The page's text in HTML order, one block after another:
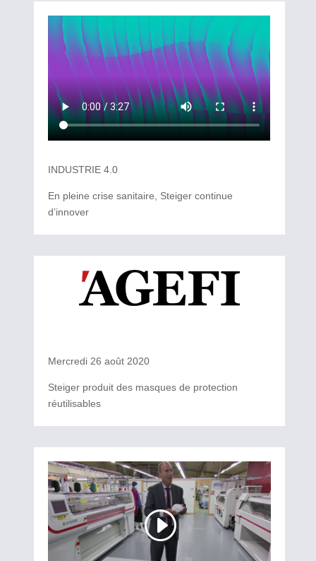
INDUSTRIE 4.0
En pleine crise sanitaire, Steiger continue
d’innover
Mercredi 26 août 2020
Steiger produit des masques de protection
réutilisables